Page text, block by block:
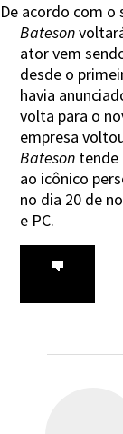
De acordo com o
Bateson
ator vem
desde o
havia
volta para o
empresa
Bateson tende
ao icônico
no dia 20 de
e PC.